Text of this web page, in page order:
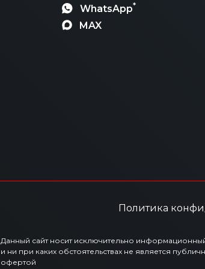
WhatsApp*
MAX
Политика
Данный сайт носит исключительно
и ни при каких обстоятельствах не является
офертой